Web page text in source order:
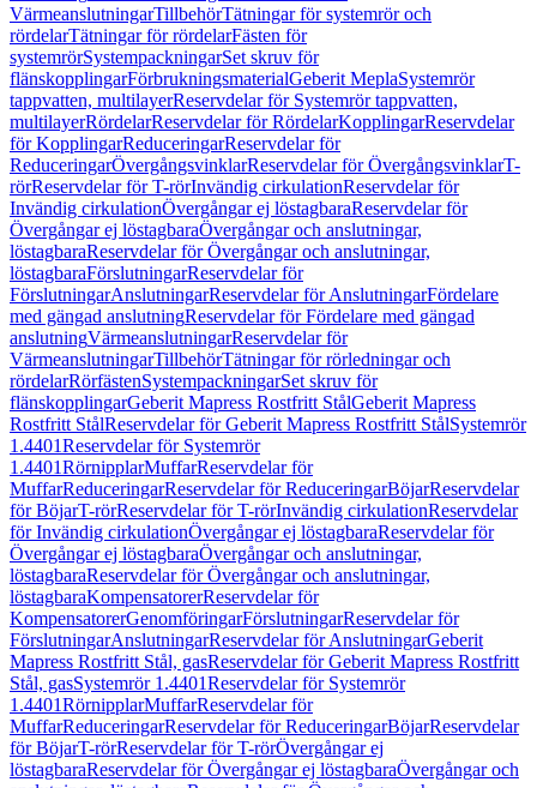
VärmeanslutningarTillbehörTätningar för systemrör och
rördelarTätningar för rördelarFästen för
systemrörSystempackningarSet skruv för
flänskopplingarFörbrukningsmaterialGeberit MeplaSystemrör
tappvatten, multilayerReservdelar för Systemrör tappvatten,
multilayerRördelarReservdelar för RördelarKopplingarReservdelar
för KopplingarReduceringarReservdelar för
ReduceringarÖvergångsvinklarReservdelar för ÖvergångsvinklarT-
rörReservdelar för T-rörInvändig cirkulationReservdelar för
Invändig cirkulationÖvergångar ej löstagbaraReservdelar för
Övergångar ej löstagbaraÖvergångar och anslutningar,
löstagbaraReservdelar för Övergångar och anslutningar,
löstagbaraFörslutningarReservdelar för
FörslutningarAnslutningarReservdelar för AnslutningarFördelare
med gängad anslutningReservdelar för Fördelare med gängad
anslutningVärmeanslutningarReservdelar för
VärmeanslutningarTillbehörTätningar för rörledningar och
rördelarRörfästenSystempackningarSet skruv för
flänskopplingarGeberit Mapress Rostfritt StålGeberit Mapress
Rostfritt StålReservdelar för Geberit Mapress Rostfritt StålSystemrör
1.4401Reservdelar för Systemrör
1.4401RörnipplarMuffarReservdelar för
MuffarReduceringarReservdelar för ReduceringarBöjarReservdelar
för BöjarT-rörReservdelar för T-rörInvändig cirkulationReservdelar
för Invändig cirkulationÖvergångar ej löstagbaraReservdelar för
Övergångar ej löstagbaraÖvergångar och anslutningar,
löstagbaraReservdelar för Övergångar och anslutningar,
löstagbaraKompensatorerReservdelar för
KompensatorerGenomföringarFörslutningarReservdelar för
FörslutningarAnslutningarReservdelar för AnslutningarGeberit
Mapress Rostfritt Stål, gasReservdelar för Geberit Mapress Rostfritt
Stål, gasSystemrör 1.4401Reservdelar för Systemrör
1.4401RörnipplarMuffarReservdelar för
MuffarReduceringarReservdelar för ReduceringarBöjarReservdelar
för BöjarT-rörReservdelar för T-rörÖvergångar ej
löstagbaraReservdelar för Övergångar ej löstagbaraÖvergångar och